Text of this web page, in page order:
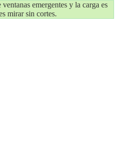
emergentes y la carga es
mirar sin cortes.